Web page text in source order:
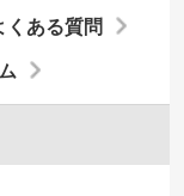
くある質問